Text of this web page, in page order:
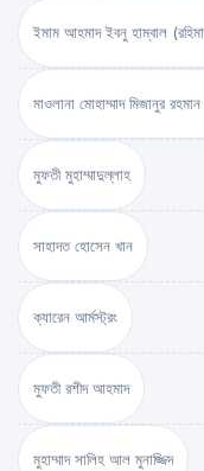
ইমাম আহমাদ ইবনু হাম্বাল
মাওলানা মোহাম্মাদ মিজানুর রহমান
মুফতী মুহাম্মাদুল্লাহ
সাহাদত হোসেন খান
ক্যারেন আর্মস্ট্রং
মুফতী রশীদ আহমাদ
মুহাম্মাদ সালিহ আল মুনাজ্জিদ